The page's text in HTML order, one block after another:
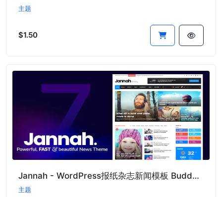
主题
$1.50
Jannah - WordPress报纸杂志新闻模板 BuddyPress AMP
主题